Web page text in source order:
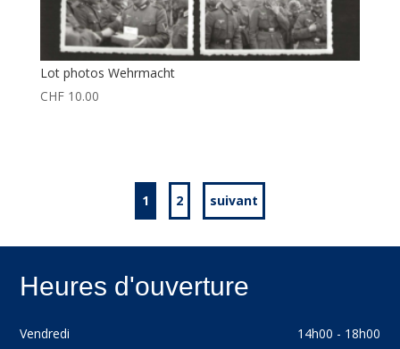
Lot photos Wehrmacht
CHF10.00
1 2 suivant
Heures d'ouverture
Vendredi
14h00 - 18h00